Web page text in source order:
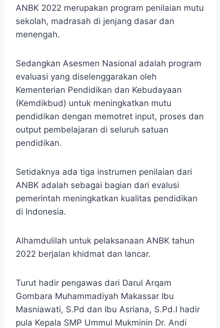
ANBK 2022 merupakan program penilaian mutu
sekolah, madrasah di jenjang dasar dan
menengah.
Sedangkan Asesmen Nasional adalah program
evaluasi yang diselenggarakan oleh
Kementerian Pendidikan dan Kebudayaan
(Kemdikbud) untuk meningkatkan mutu
pendidikan dengan memotret input, proses dan
output pembelajaran di seluruh satuan
pendidikan.
Setidaknya ada tiga instrumen penilaian dari
ANBK adalah sebagai bagian dari evalusi
pemerintah meningkatkan kualitas pendidikan
di Indonesia.
Alhamdulilah untuk pelaksanaan ANBK tahun
2022 berjalan khidmat dan lancar.
Turut hadir pengawas dari Darul Arqam
Gombara Muhammadiyah Makassar Ibu
Masniawati, S.Pd dan Ibu Asriana, S.Pd.I hadir
pula Kepala SMP Ummul Mukminin Dr. Andi